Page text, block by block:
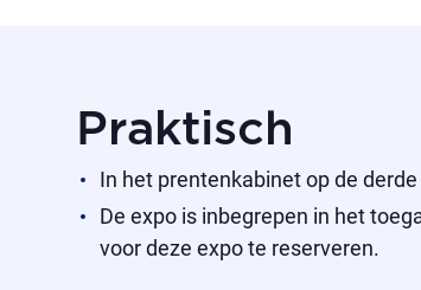
Praktisch
In het prentenkabinet op de
De expo is inbegrepen in het
voor deze expo te reserveren.